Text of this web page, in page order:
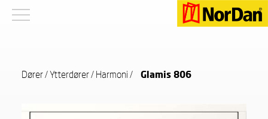
Dører/Ytterdører/ Harmoni / Glamis 806